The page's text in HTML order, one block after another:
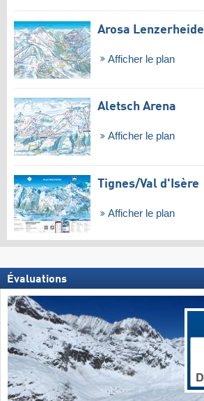
Arosa Lenzerheide
Afficher le plan
Aletsch Arena
Afficher le plan
Tignes/​Val d'Isère
Afficher le plan
Évaluations